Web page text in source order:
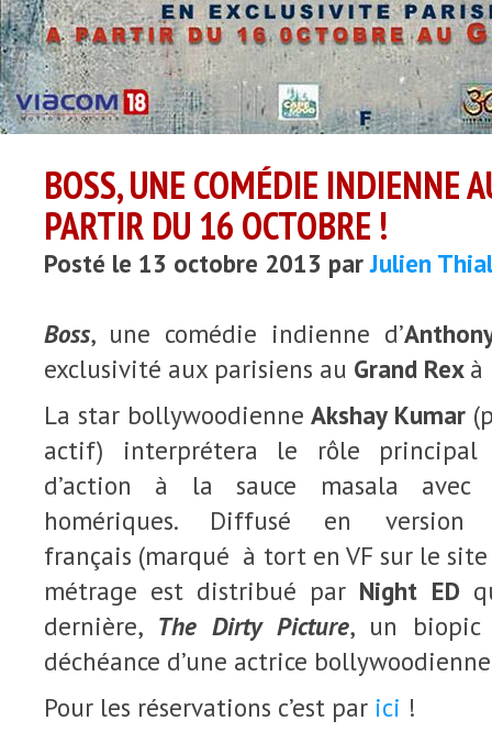
BOSS, UNE COMÉDIE INDIENNE
PARTIR DU 16 OCTOBRE !
Posté le 13 octobre 2013 parJulien
Boss, une comédie indienne d’
exclusivité aux parisiens au Grand Rex à
La star bollywoodienneAkshay Kumar
actif) interprétera le rôle principal
d’action à la sauce masala avec
homériques. Diffusé en version
français (marqué à tort en VF sur le
métrage est distribué par Night ED
dernière, The Dirty Picture, un biopic
déchéance d’une actrice
Pour les réservations c’est par ici !